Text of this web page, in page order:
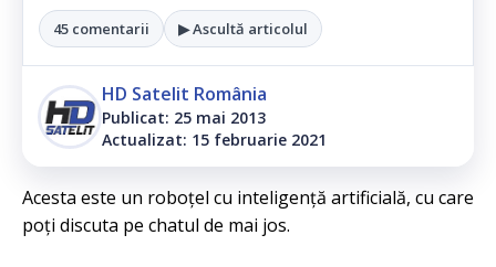
45 comentarii ▶ Ascultă articolul
HD Satelit România
Publicat: 25 mai 2013
Actualizat: 15 februarie 2021
Acesta este un roboțel cu inteligență artificială, cu care
poți discuta pe chatul de mai jos.